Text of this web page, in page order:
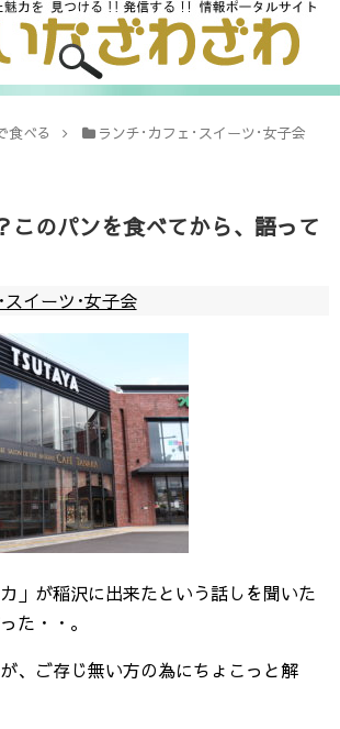
食べる ランチ･カフェ･スイーツ･女子会
このパンを食べてから、語って
スイーツ･女子会
」が稲沢に出来たという話しを聞いた
た・・。
、ご存じ無い方の為にちょこっと解